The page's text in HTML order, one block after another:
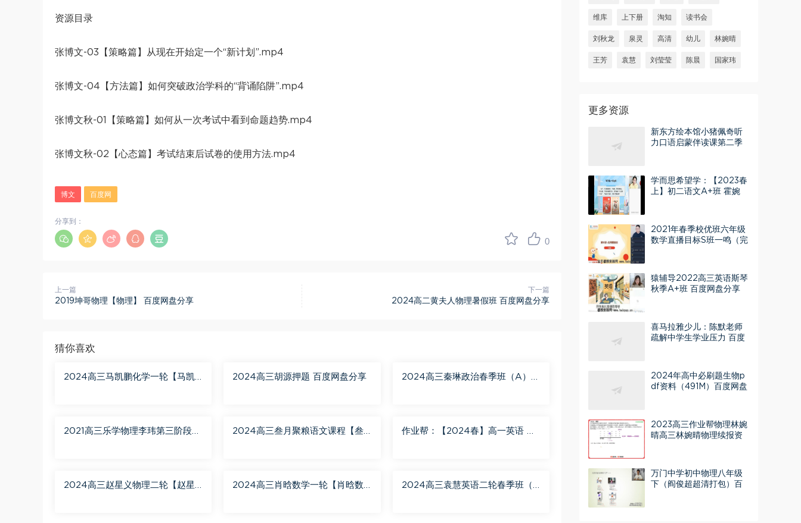
资源目录
张博文-03【策略篇】从现在开始定一个“新计划”.mp4
张博文-04【方法篇】如何突破政治学科的“背诵陷阱”.mp4
张博文秋-01【策略篇】如何从一次考试中看到命题趋势.mp4
张博文秋-02【心态篇】考试结束后试卷的使用方法.mp4
博文 百度网
0
分享到：
上一篇
2019坤哥物理【物理】 百度网盘分享
下一篇
2024高二黄夫人物理暑假班 百度网盘分享
猜你喜欢
2024高三马凯鹏化学一轮【马凯
2024高三胡源押题 百度网盘分享
2024高三秦琳政治春季班（A）
2021高三乐学物理李玮第三阶段
2024高三叁月聚粮语文课程【叁
作业帮：【2024春】高一英语 古
2024高三赵星义物理二轮【赵星
2024高三肖晗数学一轮【肖晗数
2024高三袁慧英语二轮春季班（A
维库 上下册 淘知 读书会
刘秋龙 泉灵 高清 幼儿 林婉晴
王芳 袁慧 刘莹莹 陈晨 国家玮
更多资源
新东方绘本馆小猪佩奇听
力口语启蒙伴读课第二季
学而思希望学：【2023春
上】初二语文A+班 霍婉
2021年春季校优班六年级
数学直播目标S班一鸣（完
猿辅导2022高三英语斯琴
秋季A+班 百度网盘分享
喜马拉雅少儿：陈默老师
疏解中学生学业压力 百度
2024年高中必刷题生物p
df资料（491M）百度网盘
2023高三作业帮物理林婉
晴高三林婉晴物理续报资
万门中学初中物理八年级
下（阎俊超超清打包）百